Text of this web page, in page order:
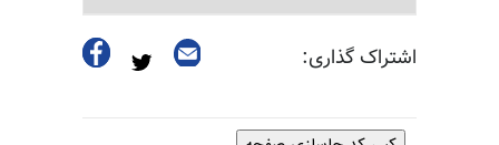
اشتراک گذاری: